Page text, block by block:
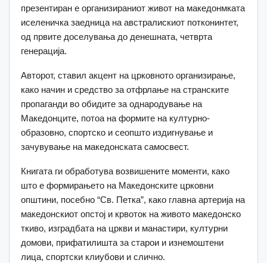
презентиран е организираниот живот на македонмката
иселеничка заедница на австралискиот потконинтет,
од првите доселувања до денешната, четврта
генерација.
Авторот, ставил акцент на црковното организирање,
како начин и средство за отфрлање на странските
пропаганди во обидите за однародување на
Македонците, потоа на формите на културно-
образовно, спортско и сеопшто издигнување и
зачувување на македонската самосвест.
Книгата ги обработува возвишените моменти, како
што е формирањето на Македонските црковни
општини, посебно “Св. Петка”, како главна артерија на
македонскиот опстој и крвоток на живото македонско
ткивo, изградбата на цркви и манастири, културни
домови, прифатилишта за старои и изнемоштени
лица, спортски клиубови и слично.